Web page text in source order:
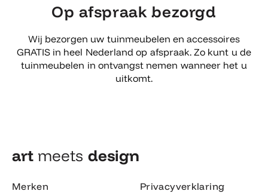
Op afspraak bezorgd
Wij bezorgen uw tuinmeubelen en accessoires
GRATIS in heel Nederland op afspraak. Zo kunt u de
tuinmeubelen in ontvangst nemen wanneer het u
uitkomt.
art meets design​
Merken
Privacyverklaring